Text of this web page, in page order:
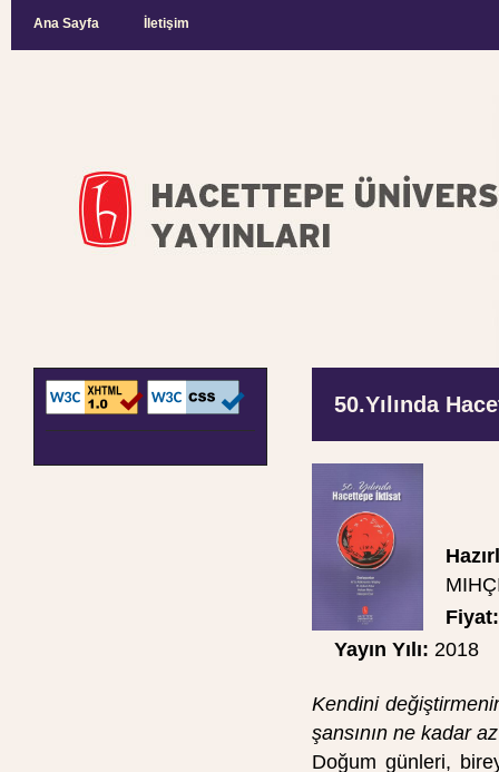
Ana Sayfa İletişim
50.Yılında
Fiyat:
Yayın Yılı: 2018
Kendini
şansının ne kadar
Doğum günleri,